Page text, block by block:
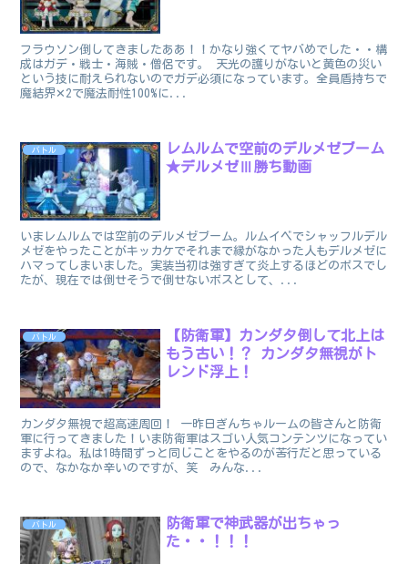
フラウソン倒してきましたああ！！かなり強くてヤバめでした・・構
成はガデ・戦士・海賊・僧侶です。 天光の護りがないと黄色の災い
という技に耐えられないのでガデ必須になっています。全員盾持ちで
魔結界✕2で魔法耐性100%に...
バトル
レムルムで空前のデルメゼブーム
★デルメゼⅢ勝ち動画
いまレムルムでは空前のデルメゼブーム。ルムイベでシャッフルデル
メゼをやったことがキッカケでそれまで縁がなかった人もデルメゼに
ハマってしまいました。実装当初は強すぎて炎上するほどのボスでし
たが、現在では倒せそうで倒せないボスとして、...
バトル
【防衛軍】カンダタ倒して北上は
もう古い！？ カンダタ無視がト
レンド浮上！
カンダタ無視で超高速周回！ 一昨日ぎんちゃルームの皆さんと防衛
軍に行ってきました！いま防衛軍はスゴい人気コンテンツになってい
ますよね。私は1時間ずっと同じことをやるのが苦行だと思っている
ので、なかなか辛いのですが、笑 みんな...
バトル
防衛軍で神武器が出ちゃっ
た・・！！！